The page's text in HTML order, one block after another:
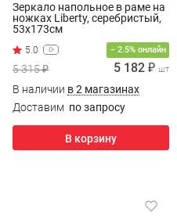
Зеркало напольное в раме на
ножках Liberty, серебристый,
53х173см
− 2.5% онлайн
5 315 ₽ 5 182 ₽ шт
В наличии в 2 магазинах
Доставим по запросу
В корзину